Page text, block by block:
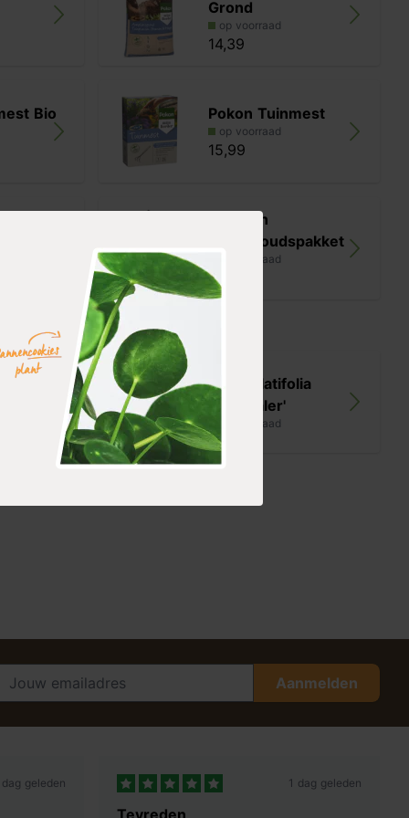
Grond
op voorraad
14,39
Bio Pokon Tuinmest
op voorraad
15,99
Struiken
onderhoudspakket
op voorraad
27,98
Kalmia latifolia
'Sterntaler'
op voorraad
Aanmelden
dag geleden 1 dag geleden
Tevreden